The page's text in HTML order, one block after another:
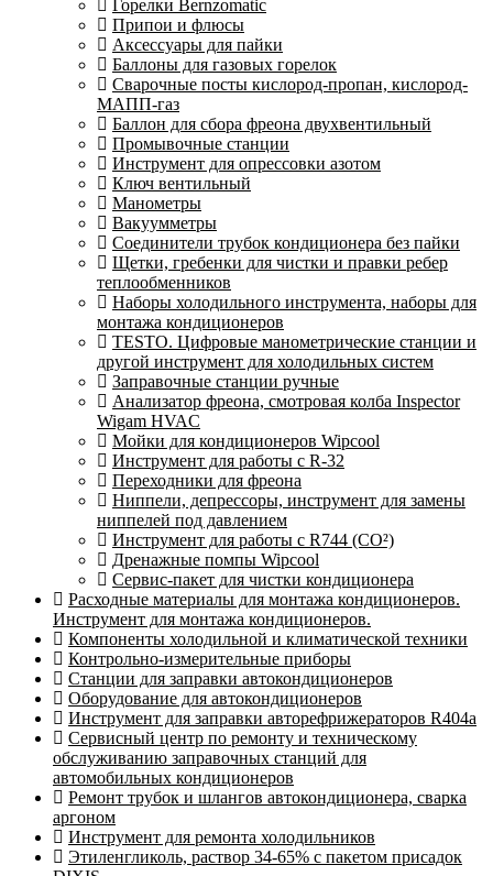
Горелки Bernzomatic
Припои и флюсы
Аксессуары для пайки
Баллоны для газовых горелок
Сварочные посты кислород-пропан, кислород-
МАПП-газ
Баллон для сбора фреона двухвентильный
Промывочные станции
Инструмент для опрессовки азотом
Ключ вентильный
Манометры
Вакуумметры
Соединители трубок кондиционера без пайки
Щетки, гребенки для чистки и правки ребер
теплообменников
Наборы холодильного инструмента, наборы для
монтажа кондиционеров
TESTO. Цифровые манометрические станции и
другой инструмент для холодильных систем
Заправочные станции ручные
Анализатор фреона, смотровая колба Inspector
Wigam HVAC
Мойки для кондиционеров Wipcool
Инструмент для работы с R-32
Переходники для фреона
Ниппели, депрессоры, инструмент для замены
ниппелей под давлением
Инструмент для работы с R744 (CO²)
Дренажные помпы Wipcool
Сервис-пакет для чистки кондиционера
Расходные материалы для монтажа кондиционеров.
Инструмент для монтажа кондиционеров.
Компоненты холодильной и климатической техники
Контрольно-измерительные приборы
Станции для заправки автокондиционеров
Оборудование для автокондиционеров
Инструмент для заправки авторефрижераторов R404a
Сервисный центр по ремонту и техническому
обслуживанию заправочных станций для
автомобильных кондиционеров
Ремонт трубок и шлангов автокондиционера, сварка
аргоном
Инструмент для ремонта холодильников
Этиленгликоль, раствор 34-65% с пакетом присадок